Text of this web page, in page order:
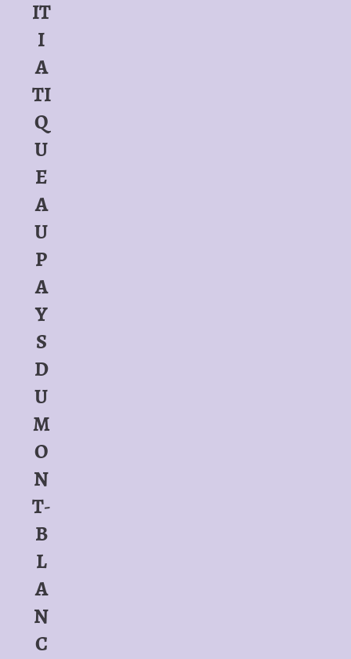
IT
I
A
TI
Q
U
E
A
U
P
A
Y
S
D
U
M
O
N
T-
B
L
A
N
C